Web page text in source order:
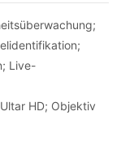
Live-
HD; Objektiv